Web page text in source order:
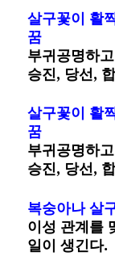
살구꽃이 활
꿈
부귀공명하
승진, 당선,
살구꽃이 활
꿈
부귀공명하
승진, 당선,
복숭아나 살
이성 관계를
일이 생긴다.